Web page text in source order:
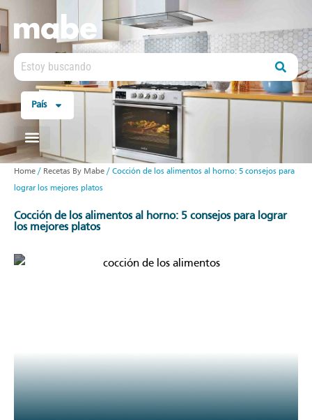
País
Home / Recetas By Mabe / Cocción de los alimentos al horno: 5 consejos para
lograr los mejores platos
cocción de los alimentos al horno: 5 consejos para lograr
los mejores platos